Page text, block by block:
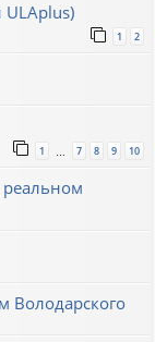
ULAplus)
1 2
1 7 8 9 10
реальном
Володарского